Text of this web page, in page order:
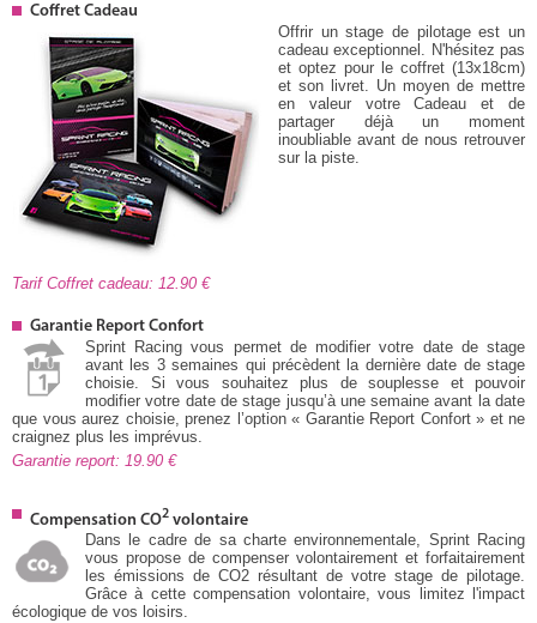
Coffret Cadeau
Offrir un stage de pilotage est un
cadeau exceptionnel. N'hésitez pas
et optez pour le coffret (13x18cm)
et son livret. Un moyen de mettre
en valeur votre Cadeau et de
partager déjà un moment
inoubliable avant de nous retrouver
sur la piste.
Tarif Coffret cadeau: 12.90
Garantie Report Confort
Sprint Racing vous permet de modifier votre date de stage
avant les 3 semaines qui précèdent la dernière date de stage
choisie. Si vous souhaitez plus de souplesse et pouvoir
modifier votre date de stage jusqu’à une semaine avant la date
que vous aurez choisie, prenez l’option « Garantie Report Confort » et ne
craignez plus les imprévus.
Garantie report: 19.90
Compensation CO2 volontaire
Dans le cadre de sa charte environnementale, Sprint Racing
vous propose de compenser volontairement et forfaitairement
les émissions de CO2 résultant de votre stage de pilotage.
Grâce à cette compensation volontaire, vous limitez l'impact
écologique de vos loisirs.